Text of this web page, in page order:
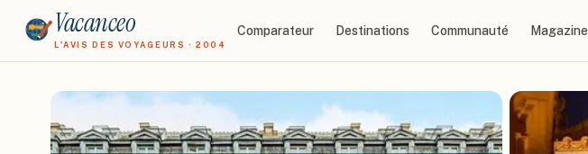
Vacanceo
L'AVIS DES VOYAGEURS · 2004
Comparateur Destinations Communauté Magazine